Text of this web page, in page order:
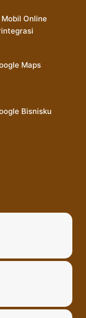
Online
Maps
Bisnisku